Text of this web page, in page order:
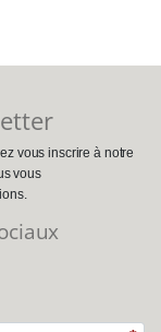
vous inscrire à notre
vous